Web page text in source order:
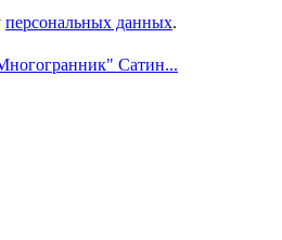
персональных данных.
Сатин...